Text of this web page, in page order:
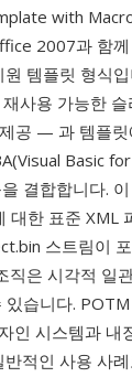
with
2007과 함께
원 템플릿 형식
사용 가능한 슬
공 — 과 템플릿
Basic
결합합니다.
대한 표준 XML
스트림이
직은 시각적 일
습니다.
인 시스템과 내
적인 사용 사